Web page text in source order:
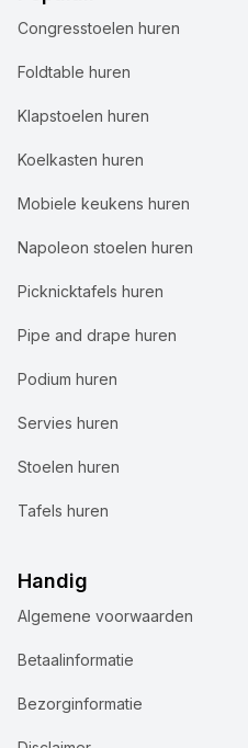
Congresstoelen huren
Foldtable huren
Klapstoelen huren
Koelkasten huren
Mobiele keukens huren
Napoleon stoelen huren
Picknicktafels huren
Pipe and drape huren
Podium huren
Servies huren
Stoelen huren
Tafels huren
Handig
Algemene voorwaarden
Betaalinformatie
Bezorginformatie
Wij gebruiken cookies
Bij Accuraat Verhuur maken
doeleinden. We plaatsen